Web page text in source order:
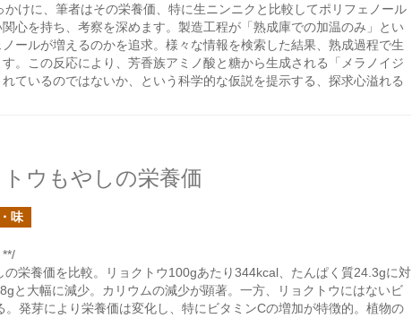
けに、筆者はその栄養価、特に生ニンニクと比較してポリフェノール
心を持ち、考察を深めます。製造工程が「熟成庫での加温のみ」とい
ールが増えるのかを追求。様々な情報を検索した結果、熟成過程で生
。この反応により、芳香族アミノ酸と糖から生成される「メラノイジ
ているのではないか、という科学的な仮説を提示する、探求心溢れる
ウもやしの栄養価
味
の栄養価を比較。リョクトウ100gあたり344kcal、たんぱく質24.3gに対
と大幅に減少。カリウムの減少が顕著。一方、リョクトウにはないビ
発芽により栄養価は変化し、特にビタミンCの増加が特徴的。植物の